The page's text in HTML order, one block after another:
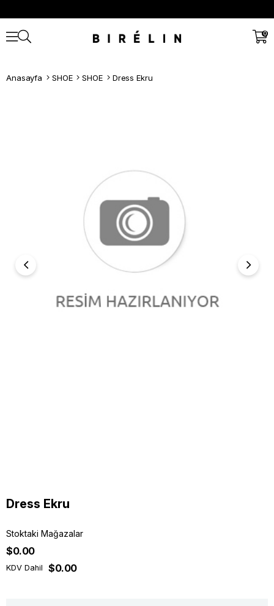
0
Anasayfa SHOE SHOE Dress Ekru
Dress Ekru
Stoktaki Mağazalar
$0.00
KDV Dahil $0.00